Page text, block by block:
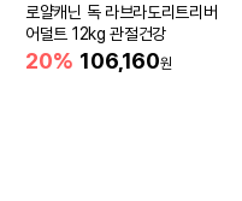
로얄캐닌 독 라브라도리트리버
어덜트 12kg 관절건강
20% 106,160원